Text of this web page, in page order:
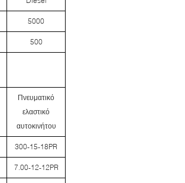
5000
500
Πνευματικό
ελαστικό
αυτοκινήτου
300-15-18PR
7.00-12-12PR